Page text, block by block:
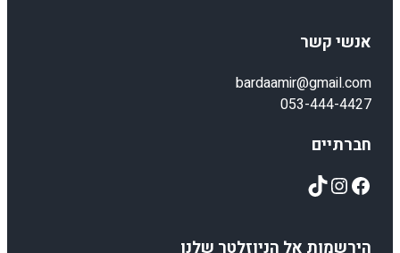
אנשי קשר
bardaamir@gmail.com
053-444-4427
חברתיים
Facebook
Instagram
TikTok
הירשמות אל הניוזלטר שלנו